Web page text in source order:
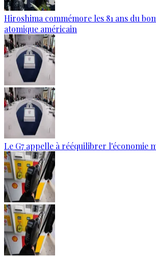
Hiroshima commémore les 81 ans du
atomique américain
Le G7 appelle à rééquilibrer l'économie